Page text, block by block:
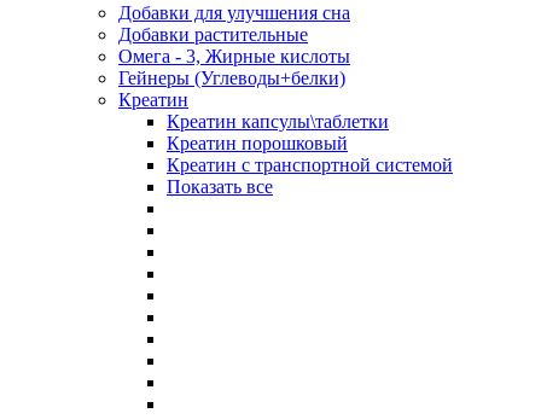
Добавки для улучшения сна
Добавки растительные
Омега - 3, Жирные кислоты
Гейнеры (Углеводы+белки)
Креатин
Креатин капсулы\таблетки
Креатин порошковый
Креатин с транспортной системой
Показать все